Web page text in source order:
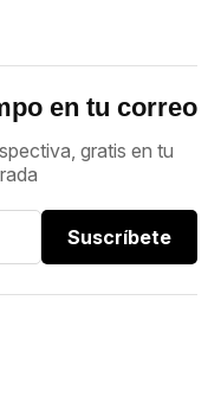
en tu correo
gratis en tu
Suscríbete